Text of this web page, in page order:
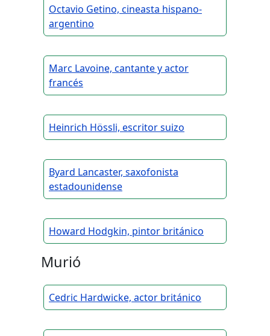
Octavio Getino, cineasta hispano-
argentino
Marc Lavoine, cantante y actor
francés
Heinrich Hössli, escritor suizo
Byard Lancaster, saxofonista
estadounidense
Howard Hodgkin, pintor británico
Murió
Cedric Hardwicke, actor británico